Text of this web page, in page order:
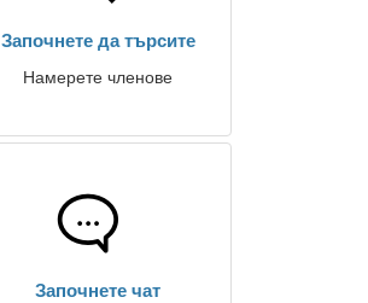
Започнете да търсите
Намерете членове
Започнете чат